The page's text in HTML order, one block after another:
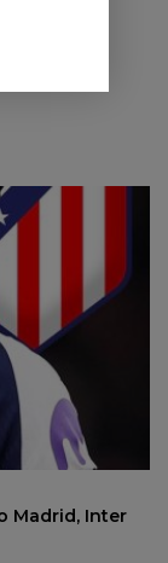
Madrid, Inter